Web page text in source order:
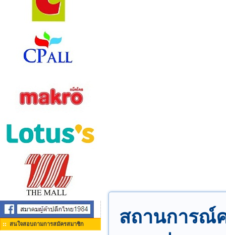
สนใจสอบถามการสมัครสมาชิก
สถานการณ์